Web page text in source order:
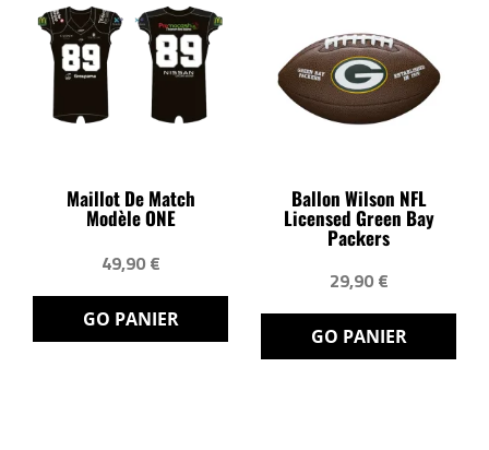
Maillot De Match
Modèle ONE
49,90 €
GO PANIER
Ballon Wilson NFL
Licensed Green Bay
Packers
29,90 €
GO PANIER